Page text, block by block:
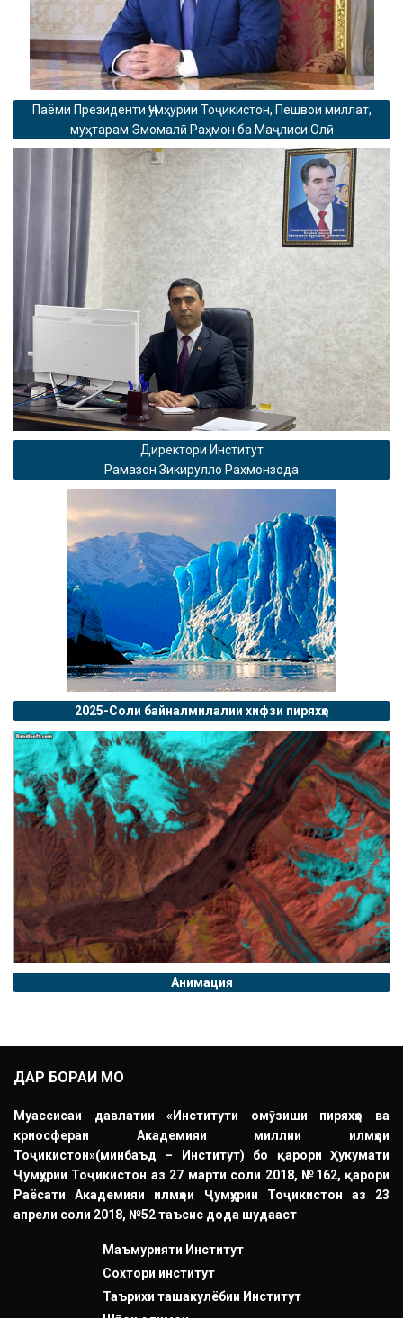
Паёми Президенти Ҷумҳурии Тоҷикистон, Пешвои миллат,
муҳтарам Эмомалӣ Раҳмон ба Маҷлиси Олӣ
Директори Институт
Рамазон Зикирулло Рахмонзода
2025-Соли байналмилалии хифзи пиряхҳо
Анимация
ДАР БОРАИ МО
Муассисаи давлатии «Институти омӯзиши пиряхҳо ва
криосфераи Академияи миллии илмҳои
Тоҷикистон»(минбаъд – Институт) бо қарори Ҳукумати
Ҷумҳурии Тоҷикистон аз 27 марти соли 2018, №162, қарори
Раёсати Академияи илмҳои Ҷумҳурии Тоҷикистон аз 23
апрели соли 2018, №52 таъсис дода шудааст
Маъмурияти Институт
Сохтори институт
Таърихи ташакулёбии Институт